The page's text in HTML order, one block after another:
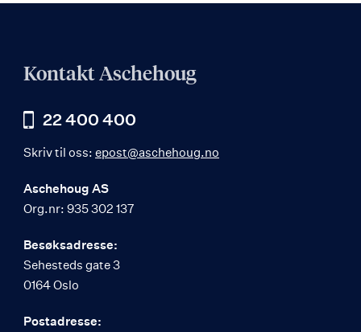
Kontakt Aschehoug
22 400 400
Skriv til oss: epost@aschehoug.no
Aschehoug AS
Org.nr: 935 302 137
Besøksadresse:
Sehesteds gate 3
0164 Oslo
Postadresse: